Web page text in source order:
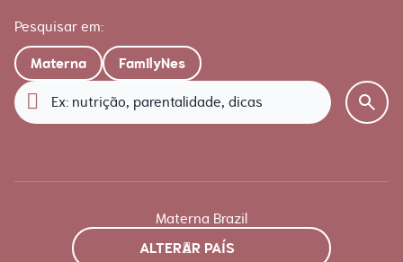
Pesquisar em:
Materna FamilyNes
Materna Brazil
ALTERAR PAÍS